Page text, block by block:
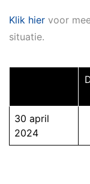
Klik hier voor
situatie.
30 april
2024